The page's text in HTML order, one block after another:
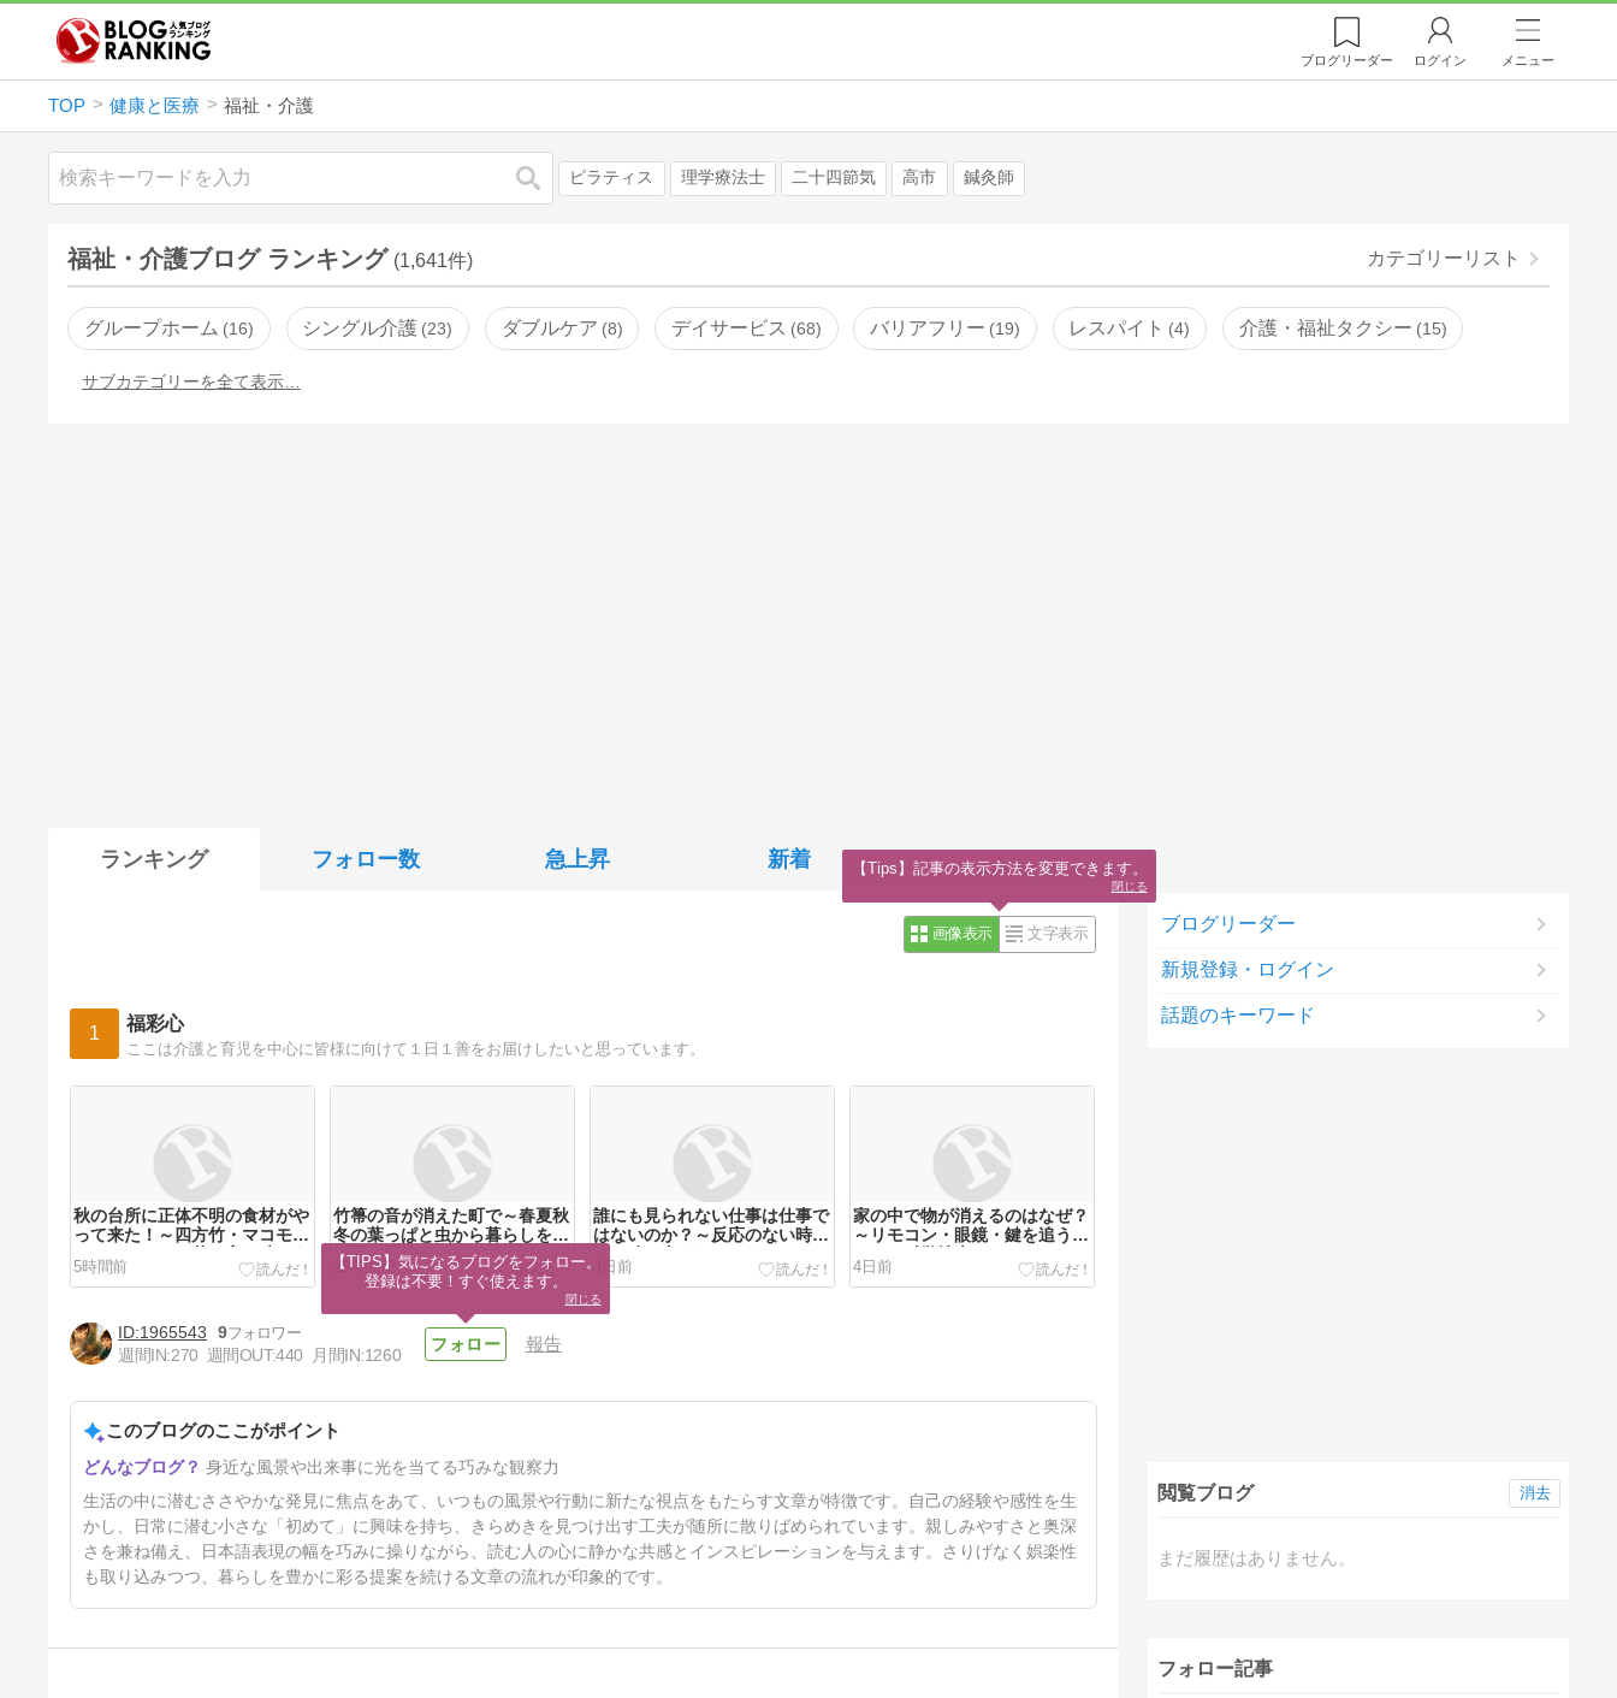
ブログリーダー ログイン メニュー
TOP 健康と医療 福祉・介護
検索 ピラティス 理学療法士 二十四節気 高市 鍼灸師
福祉・介護ブログ ランキング (1,641件) カテゴリーリスト
グループホーム 16 シングル介護 23 ダブルケア 8 デイサービス 68 バリアフリー 19 レスパイト 4 介護・福祉タクシー 15
サブカテゴリーを全て表示…
ランキング フォロー数 急上昇 新着
画像表示 文字表示
1 福彩心
ここは介護と育児を中心に皆様に向けて１日１善をお届けしたいと思っています。
秋の台所に正体不明の食材がや
って来た！～四方竹・マコモタ
ケ・とんぶり・菱の実を味わう
旅～
5時間前
竹箒の音が消えた町で～春夏秋
冬の葉っぱと虫から暮らしを守
る掃き掃除～
29時間前
誰にも見られない仕事は仕事で
はないのか？～反応のない時間
にも積み上がっているもの～
3日前
家の中で物が消えるのはなぜ？
～リモコン・眼鏡・鍵を追う暮
らしの科学捜査～
4日前
味が走り過ぎた日に～ワサビ・
唐辛子・砂糖・塩を食べやすく
5日前
1965543
9
週間IN:270 週間OUT:440 月間IN:1260
報告
このブログのここがポイント
身近な風景や出来事に光を当てる巧みな観察力
生活の中に潜むささやかな発見に焦点をあて、いつもの風景や行動に新たな視点をもたらす文章が特徴です。自己の経験や感性を生
かし、日常に潜む小さな「初めて」に興味を持ち、きらめきを見つけ出す工夫が随所に散りばめられています。親しみやすさと奥深
さを兼ね備え、日本語表現の幅を巧みに操りながら、読む人の心に静かな共感とインスピレーションを与えます。さりげなく娯楽性
も取り込みつつ、暮らしを豊かに彩る提案を続ける文章の流れが印象的です。
ブログリーダー
新規登録・ログイン
話題のキーワード
閲覧ブログ
まだ履歴はありません。
消去
フォロー記事
【TIPS】気になるブログをフォロー。
登録は不要！すぐ使えます。
閉じる
【Tips】記事の表示方法を変更できます。
閉じる